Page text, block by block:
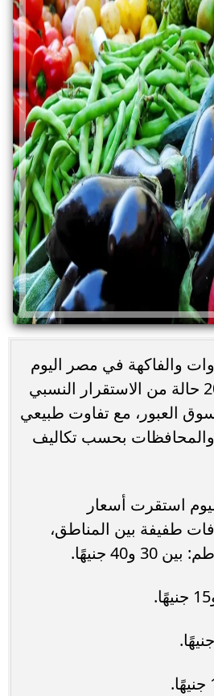
والفاكهة في مصر اليوم
السبت 16 مايو 2026 حالة من الاستقرار النسبي
العبور، مع تفاوت طبيعي
بحسب تكاليف
استقرت أسعار
طفيفة بين المناطق،
جنيهًا.